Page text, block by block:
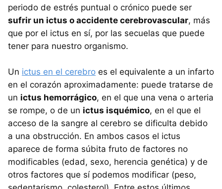
periodo de estrés puntual o crónico puede ser
sufrir un ictus o accidente cerebrovascular, más
que por el ictus en sí, por las secuelas que puede
tener para nuestro organismo.
Un ictus en el cerebro es el equivalente a un infarto
en el corazón aproximadamente: puede tratarse de
un ictus hemorrágico, en el que una vena o arteria
se rompe, o de un ictus isquémico, en el que el
acceso de la sangre al cerebro se dificulta debido
a una obstrucción. En ambos casos el ictus
aparece de forma súbita fruto de factores no
modificables (edad, sexo, herencia genética) y de
otros factores que sí podemos modificar (peso,